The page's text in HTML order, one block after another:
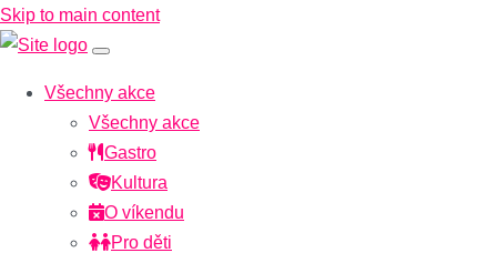
Skip to main content
Všechny akce
Všechny akce
Gastro
Kultura
O víkendu
Pro děti